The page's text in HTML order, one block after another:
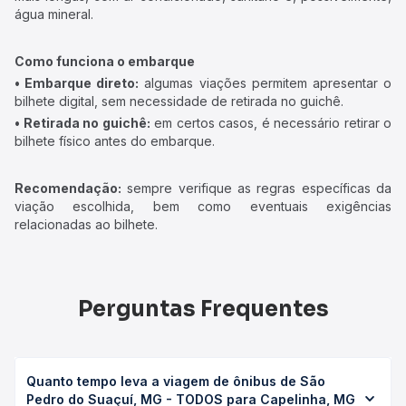
água mineral.
Como funciona o embarque
• Embarque direto: algumas viações permitem apresentar o
bilhete digital, sem necessidade de retirada no guichê.
• Retirada no guichê: em certos casos, é necessário retirar o
bilhete físico antes do embarque.
Recomendação: sempre verifique as regras específicas da
viação escolhida, bem como eventuais exigências
relacionadas ao bilhete.
Perguntas Frequentes
Quanto tempo leva a viagem de ônibus de São
Pedro do Suaçuí, MG - TODOS para Capelinha, MG